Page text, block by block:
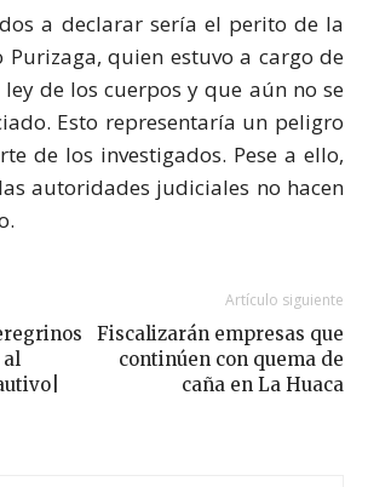
a declarar sería el perito de la
Purizaga, quien estuvo a cargo de
de los cuerpos y que aún no se
Esto representaría un peligro
de los investigados. Pese a ello,
autoridades judiciales no hacen
al
Artículo siguiente
Fiscalizarán empresas que
continúen con quema de
caña en La Huaca